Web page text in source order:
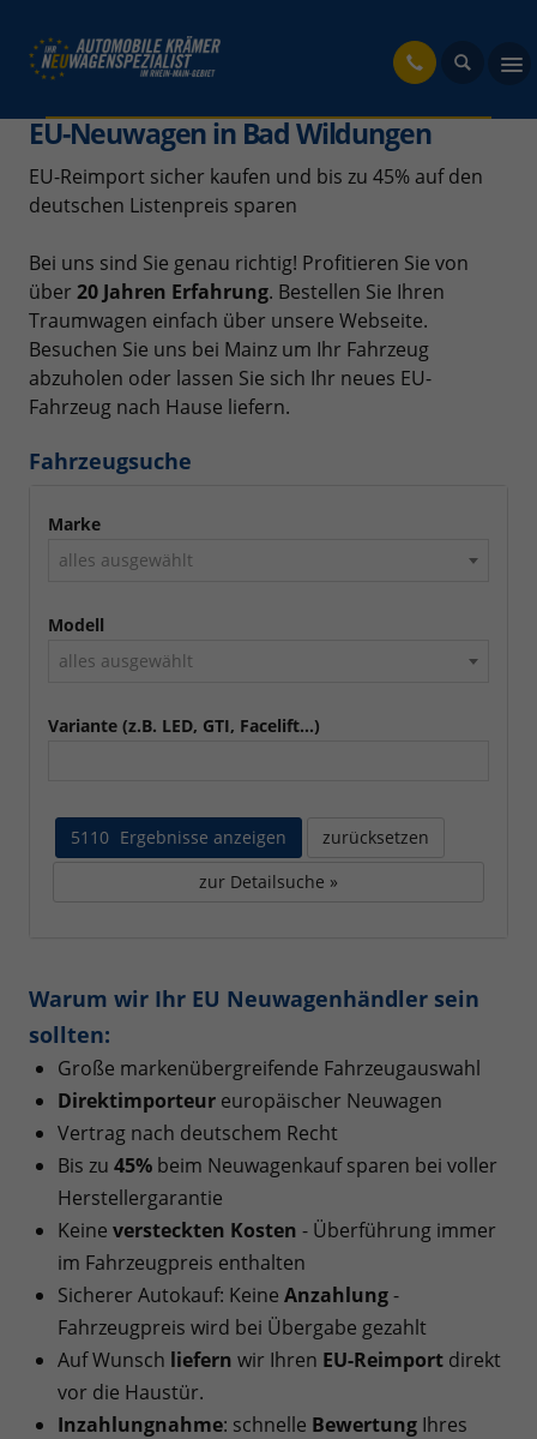
EU-Neuwagen in Bad Wildungen
EU-Reimport sicher kaufen und bis zu 45% auf den
deutschen Listenpreis sparen
Bei uns sind Sie genau richtig! Profitieren Sie von
über 20 Jahren Erfahrung. Bestellen Sie Ihren
Traumwagen einfach über unsere Webseite.
Besuchen Sie uns bei Mainz um Ihr Fahrzeug
abzuholen oder lassen Sie sich Ihr neues EU-
Fahrzeug nach Hause liefern.
Fahrzeugsuche
Marke
alles ausgewählt
Modell
alles ausgewählt
Variante (z.B. LED, GTI, Facelift...)
5110 Ergebnisse anzeigen
zurücksetzen
zur Detailsuche »
Warum wir Ihr EU Neuwagenhändler sein
sollten:
Große markenübergreifende Fahrzeugauswahl
Direktimporteur europäischer Neuwagen
Vertrag nach deutschem Recht
Bis zu 45% beim Neuwagenkauf sparen bei voller
Herstellergarantie
Keine versteckten Kosten - Überführung immer
im Fahrzeugpreis enthalten
Sicherer Autokauf: Keine Anzahlung-
Fahrzeugpreis wird bei Übergabe gezahlt
Auf Wunsch liefern wir Ihren EU-Reimport direkt
vor die Haustür.
Inzahlungnahme: schnelle Bewertung Ihres